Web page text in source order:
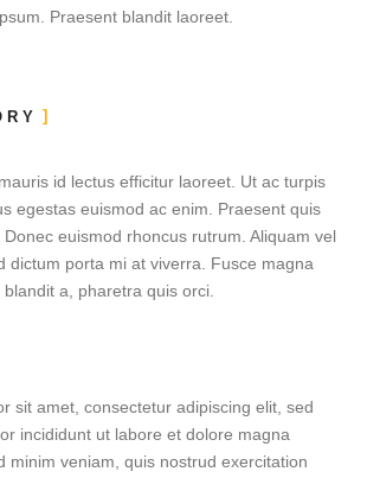
Praesent blandit laoreet.
id lectus efficitur laoreet. Ut ac turpis
egestas euismod ac enim. Praesent quis
euismod rhoncus rutrum. Aliquam vel
dictum porta mi at viverra. Fusce magna
a, pharetra quis orci.
sit amet, consectetur adipiscing elit, sed
incididunt ut labore et dolore magna
minim veniam, quis nostrud exercitation